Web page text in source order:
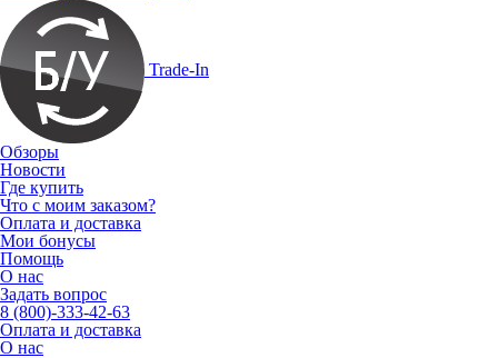
Trade-In
Обзоры
Новости
Где купить
Что с моим заказом?
Оплата и доставка
Мои бонусы
Помощь
О нас
Задать вопрос
8 (800)-333-42-63
Оплата и доставка
О нас